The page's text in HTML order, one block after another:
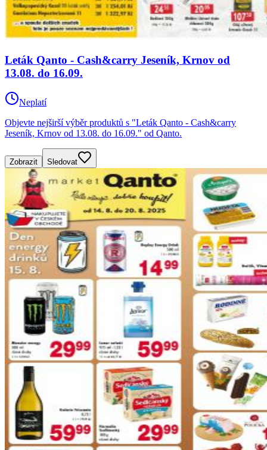
Leták Qanto - Cash&carry Jeseník, Krnov od
13.08. do 16.09.
Neplatí
Objevte nejširší výběr produktů s "Leták Qanto - Cash&carry
Jeseník, Krnov od 13.08. do 16.09." od Qanto.
Zobrazit Sledovat